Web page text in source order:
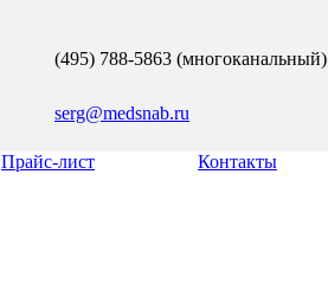
(495) 788-5863 (многоканальный)
serg@medsnab.ru
Прайс-лист Контакты